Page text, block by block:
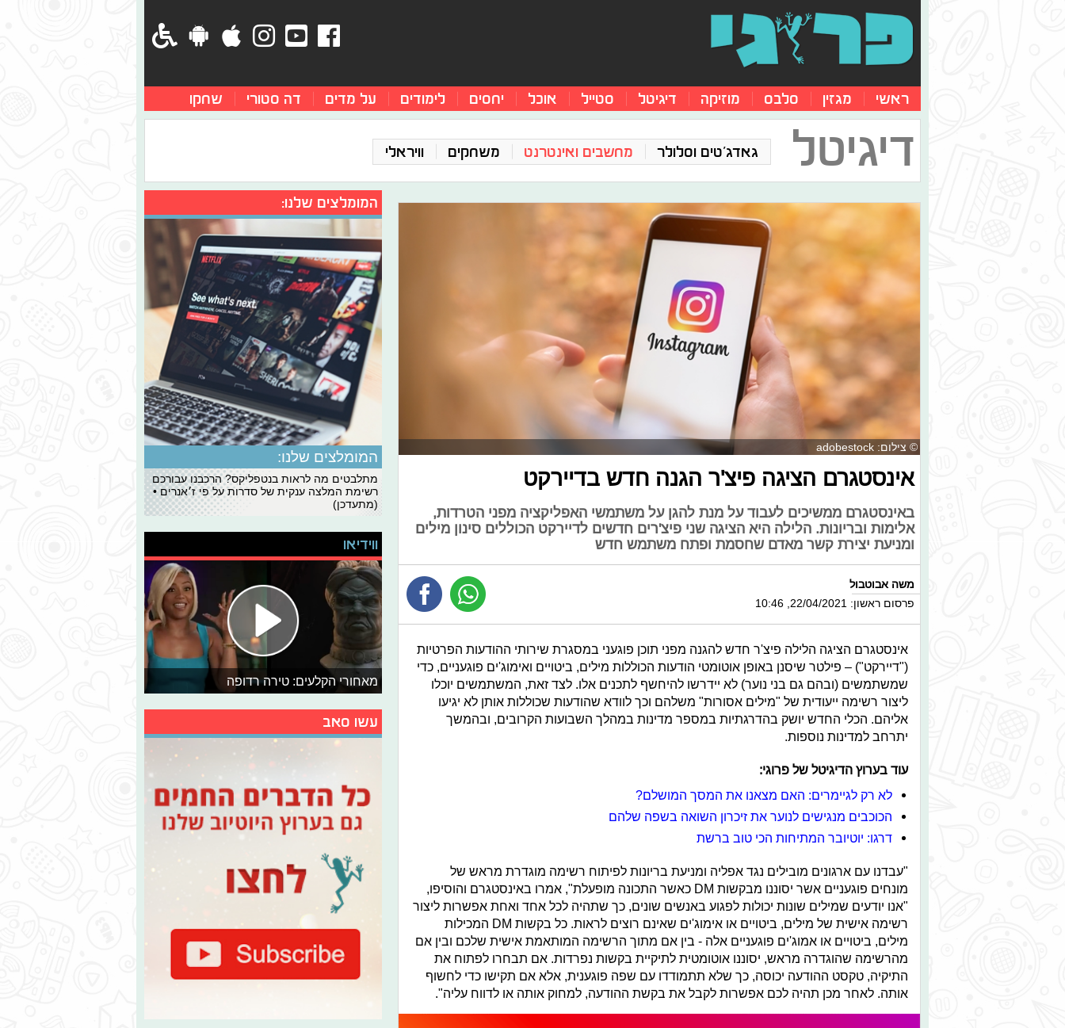
ראשי מגזין סלבס מוזיקה דיגיטל סטייל אוכל יחסים לימודים על מדים דה סטורי שחקו
דיגיטל גאדג'טים וסלולר מחשבים ואינטרנט משחקים וויראלי
© צילום: adobestock
אינסטגרם הציגה פיצ'ר הגנה חדש בדיירקט
באינסטגרם ממשיכים לעבוד על מנת להגן על משתמשי האפליקציה מפני הטרדות,
אלימות ובריונות. הלילה היא הציגה שני פיצ'רים חדשים לדיירקט הכוללים סינון מילים
ומניעת יצירת קשר מאדם שחסמת ופתח משתמש חדש
משה אבוטבול
פרסום ראשון: 22/04/2021, 10:46
אינסטגרם הציגה הלילה פיצ'ר חדש להגנה מפני תוכן פוגעני במסגרת שירותי ההודעות הפרטיות
("דיירקט") – פילטר שיסנן באופן אוטומטי הודעות הכוללות מילים, ביטויים ואימוג'ים פוגעניים, כדי
שמשתמשים (ובהם גם בני נוער) לא יידרשו להיחשף לתכנים אלו. לצד זאת, המשתמשים יוכלו
ליצור רשימה ייעודית של "מילים אסורות" משלהם וכך לוודא שהודעות שכוללות אותן לא יגיעו
אליהם. הכלי החדש יושק בהדרגתיות במספר מדינות במהלך השבועות הקרובים, ובהמשך
יתרחב למדינות נוספות.
עוד בערוץ הדיגיטל של פרוגי:
לא רק לגיימרים: האם מצאנו את המסך המושלם?
הכוכבים מנגישים לנוער את זיכרון השואה בשפה שלהם
דרגו: יוטיובר המתיחות הכי טוב ברשת
"עבדנו עם ארגונים מובילים נגד אפליה ומניעת בריונות לפיתוח רשימה מוגדרת מראש של
מונחים פוגעניים אשר יסוננו מבקשות DM כאשר התכונה מופעלת", אמרו באינסטגרם והוסיפו,
"אנו יודעים שמילים שונות יכולות לפגוע באנשים שונים, כך שתהיה לכל אחד ואחת אפשרות ליצור
רשימה אישית של מילים, ביטויים או אימוג'ים שאינם רוצים לראות. כל בקשות DM המכילות
מילים, ביטויים או אמוג'ים פוגעניים אלה - בין אם מתוך הרשימה המותאמת אישית שלכם ובין אם
מהרשימה שהוגדרה מראש, יסוננו אוטומטית לתיקיית בקשות נפרדות. אם תבחרו לפתוח את
התיקיה, טקסט ההודעה יכוסה, כך שלא תתמודדו עם שפה פוגענית, אלא אם תקישו כדי לחשוף
אותה. לאחר מכן תהיה לכם אפשרות לקבל את בקשת ההודעה, למחוק אותה או לדווח עליה".
המומלצים שלנו:
המומלצים שלנו:
מתלבטים מה לראות בנטפליקס? הרכבנו עבורכם
רשימת המלצה ענקית של סדרות על פי ז׳אנרים •
(מתעדכן)
ווידיאו
מאחורי הקלעים: טירה רדופה
עשו סאב